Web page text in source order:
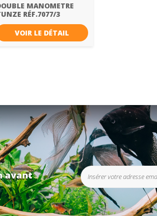
MANOMETRE
RÉF.7077/3
VOIR LE DÉTAIL
avant